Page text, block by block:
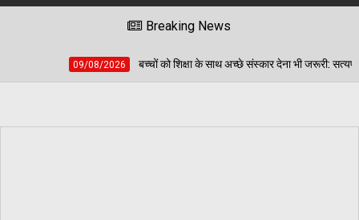
Breaking News
को शिक्षा के साथ अच्छे संस्कार देना भी जरूरी: सत्यप्रकाश जी महाराज